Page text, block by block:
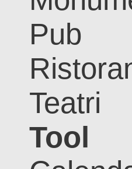
Pub
Teatri
Tool